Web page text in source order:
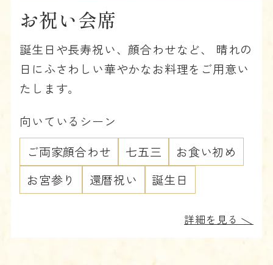
お祝い会席
誕生日や長寿祝い、顔合わせなど、 晴れの
日にふさわしい華やかなお料理をご用意い
たします。
向いているシーン
ご両家顔合わせ
七五三
お食い初め
お宮参り
還暦祝い 誕生日
詳細を見る